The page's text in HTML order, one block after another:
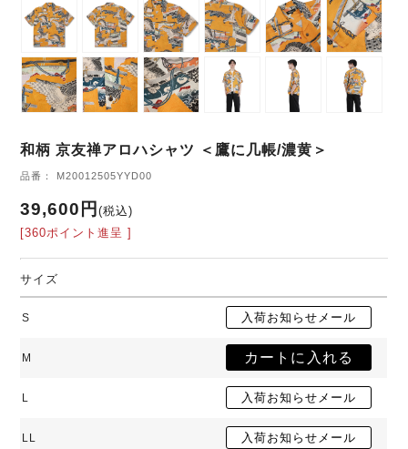
和柄 京友禅アロハシャツ ＜鷹に几帳/濃黄＞
品番： M20012505YYD00
39,600円(税込)
[360ポイント進呈 ]
サイズ
S
M
L
LL